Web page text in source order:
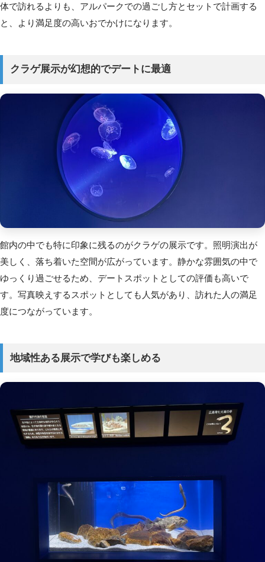
体で訪れるよりも、アルパークでの過ごし方とセットで計画する
と、より満足度の高いおでかけになります。
クラゲ展示が幻想的でデートに最適
館内の中でも特に印象に残るのがクラゲの展示です。照明演出が
美しく、落ち着いた空間が広がっています。静かな雰囲気の中で
ゆっくり過ごせるため、デートスポットとしての評価も高いで
す。写真映えするスポットとしても人気があり、訪れた人の満足
度につながっています。
地域性ある展示で学びも楽しめる